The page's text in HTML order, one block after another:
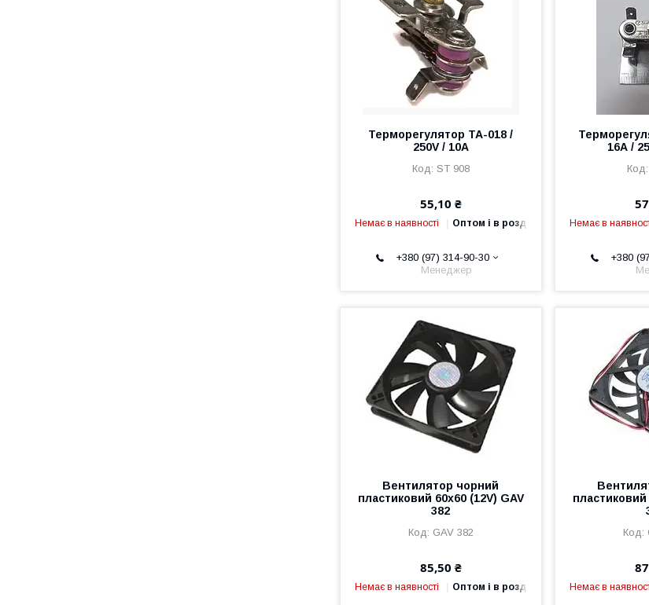
Терморегулятор ТА-018 /
250V / 10A
ST 908
55,10 ₴
Немає в наявності Оптом і в роздріб
+380 (97) 314-90-30
Менеджер
16А /
Немає в
+380
Вентилятор чорний
пластиковий 60х60 (12V) GAV
382
GAV 382
85,50 ₴
Немає в наявності Оптом і в роздріб
пластиковий
Немає в